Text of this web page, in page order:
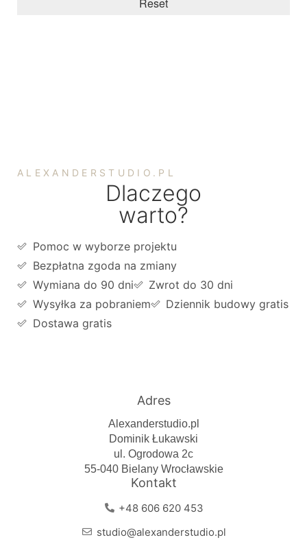
ALEXANDERSTUDIO.PL
Dlaczego
warto?
Pomoc w wyborze projektu
Bezpłatna zgoda na zmiany
Wymiana do 90 dni
Zwrot do 30 dni
Wysyłka za pobraniem
Dziennik budowy gratis
Dostawa gratis
Adres
Alexanderstudio.pl
Dominik Łukawski
ul. Ogrodowa 2c
55-040 Bielany Wrocławskie
Kontakt
+48 606 620 453
studio@alexanderstudio.pl